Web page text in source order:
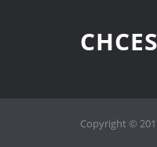
Copyright ©